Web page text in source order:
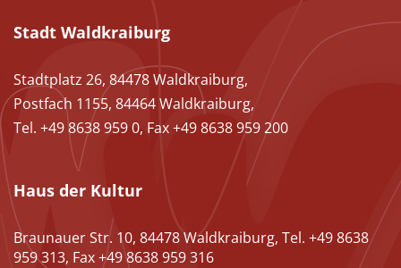
Stadt Waldkraiburg
Stadtplatz 26, 84478 Waldkraiburg,
Postfach 1155, 84464 Waldkraiburg,
Tel. +49 8638 959 0, Fax +49 8638 959 200
Haus der Kultur
Braunauer Str. 10, 84478 Waldkraiburg, Tel. +49 8638
959 313, Fax +49 8638 959 316